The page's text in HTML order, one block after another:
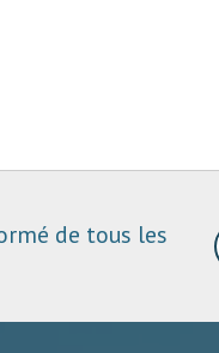
de tous les